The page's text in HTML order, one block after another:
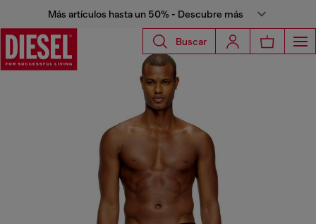
Más artículos hasta un 50% - Descubre más
Buscar